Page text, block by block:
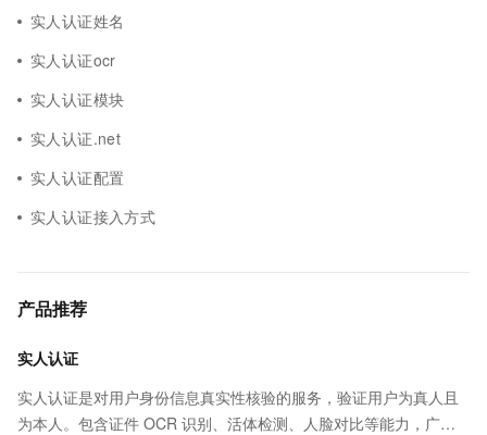
实人认证姓名
实人认证ocr
实人认证模块
实人认证.net
实人认证配置
实人认证接入方式
产品推荐
实人认证
实人认证是对用户身份信息真实性核验的服务，验证用户为真人且
为本人。包含证件 OCR 识别、活体检测、人脸对比等能力，广泛